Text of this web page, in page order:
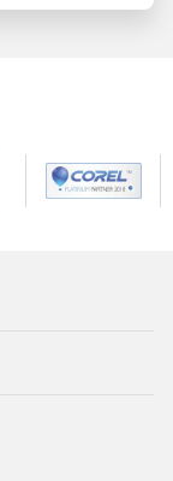
могут
текущем
для
файла.